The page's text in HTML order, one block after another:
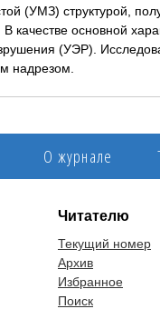
(УМЗ) структурой,
основной
(УЭР).
надрезом.
О журнале
Читателю
Текущий номер
Архив
Избранное
Поиск